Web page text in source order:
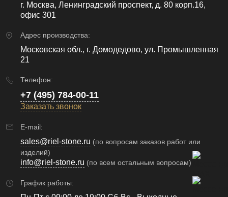
г. Москва, Ленинградский проспект, д. 80 корп.16,
офис 301
Адрес производства:
Московская обл., г. Домодедово, ул. Промышленная
21
Телефон:
+7 (495) 784-00-11
Заказать звонок
E-mail:
sales@riel-stone.ru (по вопросам заказов работ или
изделий)
info@riel-stone.ru (по всем остальным вопросам)
График работы: